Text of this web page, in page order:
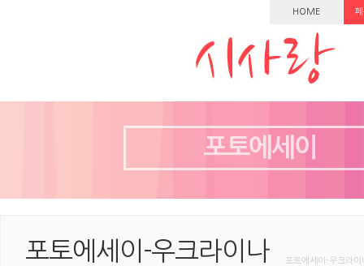
HOME
포토에세이
포토에세이-우크라이나 포토에세이-우크라